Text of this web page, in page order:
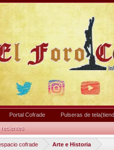
cofrade Arte e Historia
recientes
Portal Cofrade Pulseras de